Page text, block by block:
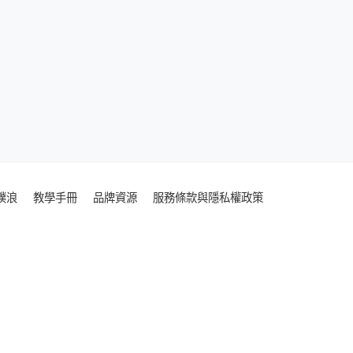
浪 教學手冊 品牌資源 服務條款與隱私權政策